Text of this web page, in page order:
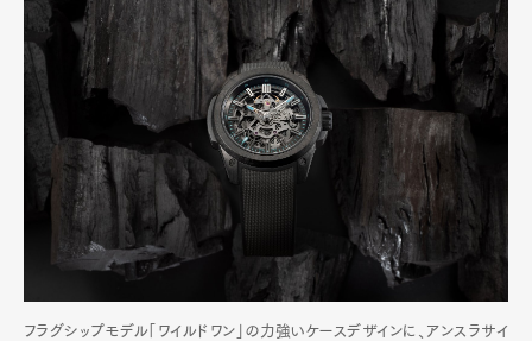
フラグシップモデル「ワイルドワン」の力強いケースデザインに、アンスラサイ